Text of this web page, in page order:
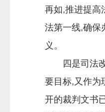
再如,推进提高
法第一线,确保
义。
四是司法改
要目标,又作为
开的裁判文书